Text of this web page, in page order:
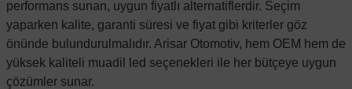
performans sunan, uygun fiyatlı alternatiflerdir. Seçim
yaparken kalite, garanti süresi ve fiyat gibi kriterler göz
önünde bulundurulmalıdır. Arisar Otomotiv, hem OEM hem de
yüksek kaliteli muadil led seçenekleri ile her bütçeye uygun
çözümler sunar.